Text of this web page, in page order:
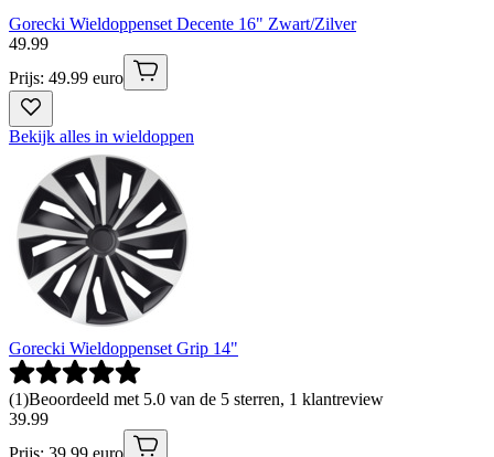
Gorecki Wieldoppenset Decente 16" Zwart/Zilver
49.99
Prijs: 49.99 euro
Bekijk alles in wieldoppen
Gorecki Wieldoppenset Grip 14"
(1)Beoordeeld met 5.0 van de 5 sterren, 1 klantreview
39.99
Prijs: 39.99 euro